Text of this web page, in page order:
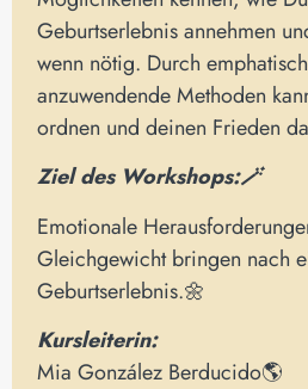
Geburtserlebnis annehmen
wenn nötig. Durch
anzuwendende Methoden
ordnen und deinen Frieden
Ziel des Workshops:🪄
Emotionale
Gleichgewicht bringen nach
Geburtserlebnis.🌼
Kursleiterin:
Mia González Berducido🌎